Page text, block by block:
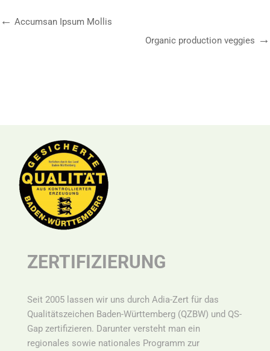
Accumsan Ipsum Mollis
Organic production veggies
ZERTIFIZIERUNG
Seit 2005 lassen wir uns durch Adia-Zert für das
Qualitätszeichen Baden-Württemberg (QZBW) und QS-
Gap zertifizieren. Darunter versteht man ein
regionales sowie nationales Programm zur